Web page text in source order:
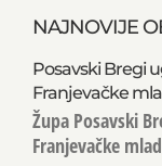
NAJNOVIJE
Posavski Bregi
Franjevačke
Župa Posavski
Franjevačke